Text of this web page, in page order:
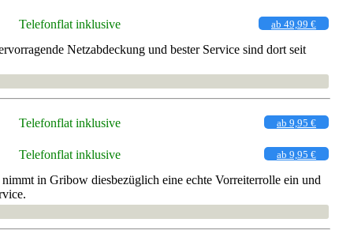
Telefonflat inklusive ab 49,99 €
Netzabdeckung und bester Service sind dort seit
Telefonflat inklusive ab 9,95 €
Telefonflat inklusive ab 9,95 €
in Gribow diesbezüglich eine echte Vorreiterrolle ein und